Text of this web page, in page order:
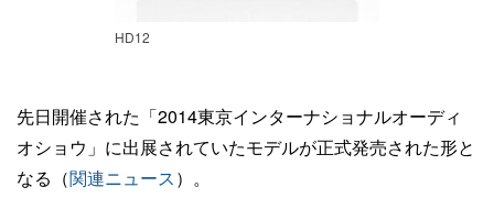
HD12
先日開催された「2014東京インターナショナルオーディ
オショウ」に出展されていたモデルが正式発売された形と
なる（関連ニュース）。